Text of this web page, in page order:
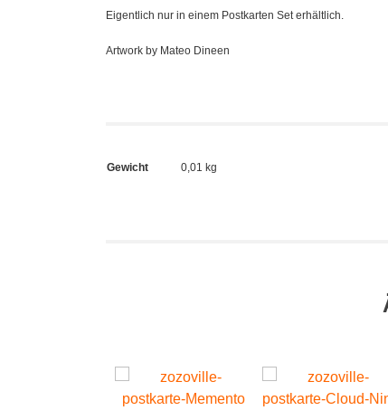
Eigentlich nur in einem Postkarten Set erhältlich.
Artwork by Mateo Dineen
Gewicht 0,01 kg